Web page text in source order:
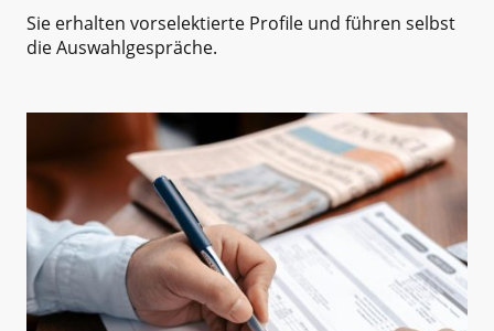
Sie erhalten vorselektierte Profile und führen selbst
die Auswahlgespräche.